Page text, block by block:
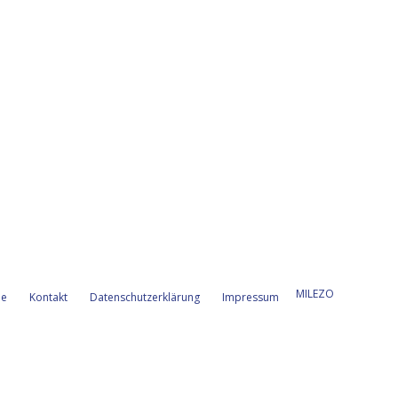
Kontakt Datenschutzerklärung Impressum MILEZO